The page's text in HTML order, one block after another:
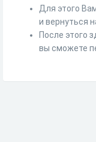
Для этого
и вернуться
После этого
вы сможете